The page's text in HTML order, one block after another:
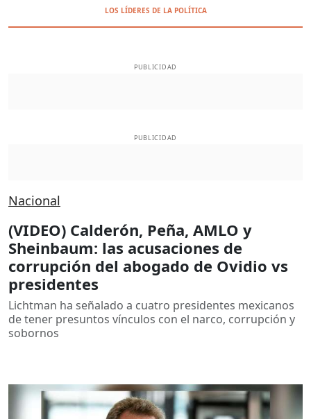
LOS LÍDERES DE LA POLÍTICA
PUBLICIDAD
PUBLICIDAD
Nacional
(VIDEO) Calderón, Peña, AMLO y
Sheinbaum: las acusaciones de
corrupción del abogado de Ovidio vs
presidentes
Lichtman ha señalado a cuatro presidentes mexicanos
de tener presuntos vínculos con el narco, corrupción y
sobornos